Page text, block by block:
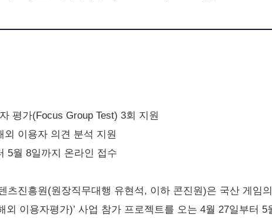
평가(Focus Group Test) 3회 지원
이용자 의견 분석 지원
5월 8일까지 온라인 접수
츠진흥원(원장직무대행 유현석, 이하 콘진원)은 국산 게임
외 이용자평가)’ 사업 참가 프로젝트를 오는 4월 27일부터